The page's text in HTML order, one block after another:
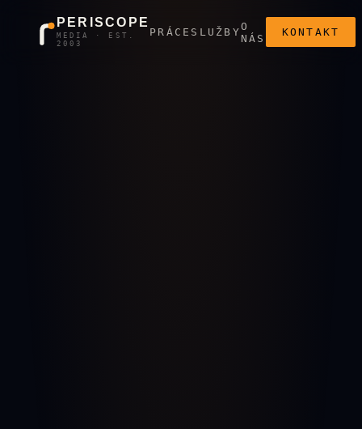
PERISCOPE
MEDIA · EST.
2003
PRÁCE SLUŽBYO
NÁS
KONTAKT